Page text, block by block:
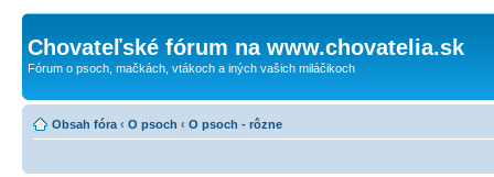
Chovateľské fórum na www.chovatelia.sk
Fórum o psoch, mačkách, vtákoch a iných vašich miláčikoch
Obsah fóra ‹ O psoch ‹ O psoch - rôzne